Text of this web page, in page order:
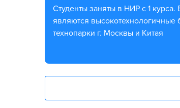
Студенты заняты в НИР с 1 курса. Базой практики
являются высокотехнологичные
технопарки г. Москвы и Китая